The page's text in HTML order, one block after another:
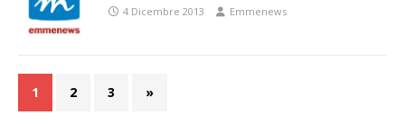
4 Dicembre 2013 Emmenews
1 2 3 »